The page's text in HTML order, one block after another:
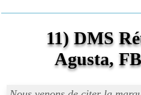
11) DMS
Agusta,